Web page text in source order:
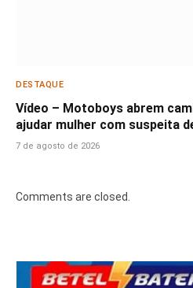
DESTAQUE
Vídeo – Motoboys abrem
ajudar mulher com suspeita
7 de agosto de 2026
Comments are closed.